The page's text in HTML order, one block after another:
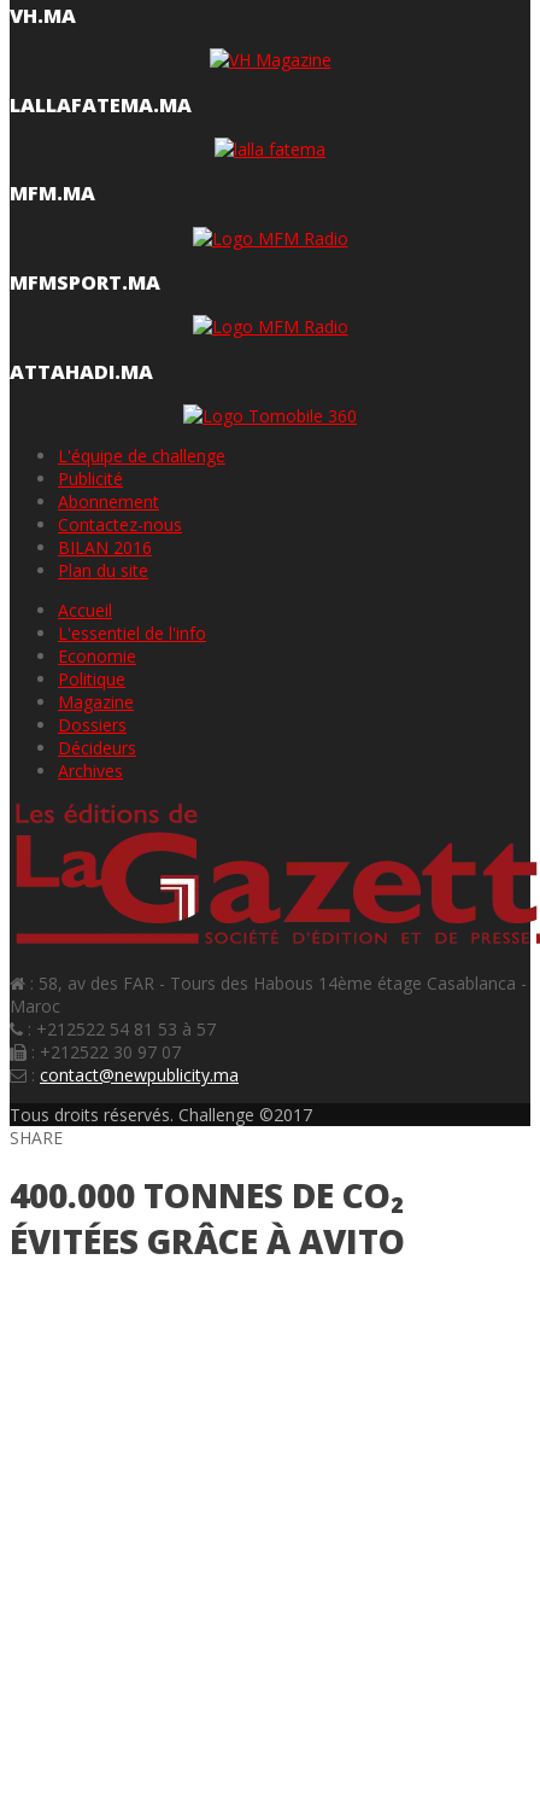
VH.MA
LALLAFATEMA.MA
MFM.MA
MFMSPORT.MA
ATTAHADI.MA
L'équipe de challenge
Publicité
Abonnement
Contactez-nous
BILAN 2016
Plan du site
Accueil
L'essentiel de l'info
Economie
Politique
Magazine
Dossiers
Décideurs
Archives
: 58, av des FAR - Tours des Habous 14ème étage Casablanca -
Maroc
: +212522 54 81 53 à 57
: +212522 30 97 07
: contact@newpublicity.ma
Tous droits réservés. Challenge ©2017
SHARE
400.000 TONNES DE CO₂
ÉVITÉES GRÂCE À AVITO